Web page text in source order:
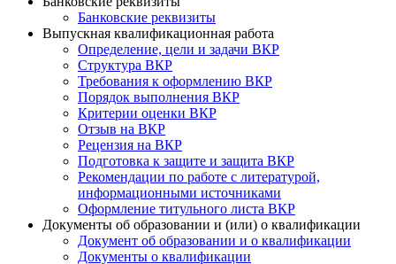
Банковские реквизиты
Выпускная квалификационная работа
Определение, цели и задачи ВКР
Структура ВКР
Требования к оформлению ВКР
Порядок выполнения ВКР
Критерии оценки ВКР
Отзыв на ВКР
Рецензия на ВКР
Подготовка к защите и защита ВКР
Рекомендации по работе с литературой,
информационными источниками
Оформление титульного листа ВКР
Документы об образовании и (или) о квалификации
Документ об образовании и о квалификации
Документы о квалификации